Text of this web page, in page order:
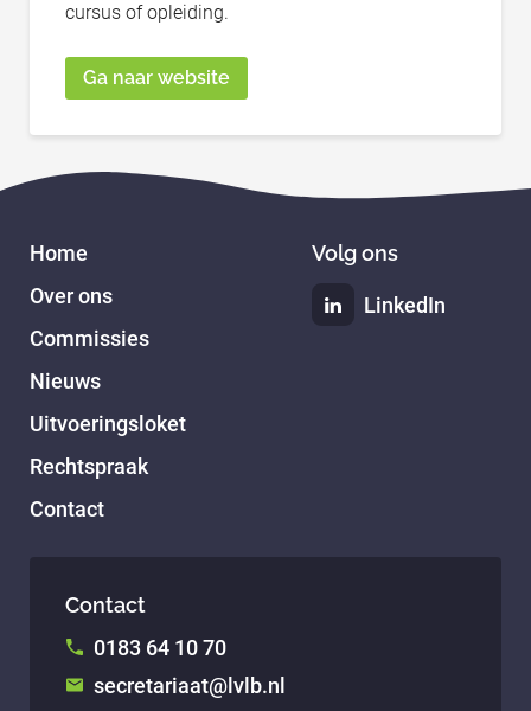
cursus of opleiding.
Ga naar website
Home
Over ons
Commissies
Nieuws
Uitvoeringsloket
Rechtspraak
Contact
Volg ons
LinkedIn
Contact
0183 64 10 70
secretariaat@lvlb.nl